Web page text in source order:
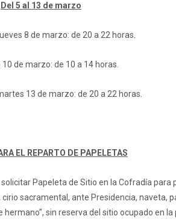
Del 5 al 13 de marzo
8 de marzo: de 20 a 22 horas.
10 de marzo: de 10 a 14 horas.
13 de marzo: de 20 a 22 horas.
EL REPARTO DE PAPELETAS
Papeleta de Sitio en la Cofradía para
sacramental, ante Presidencia, naveta,
sin reserva del sitio ocupado en